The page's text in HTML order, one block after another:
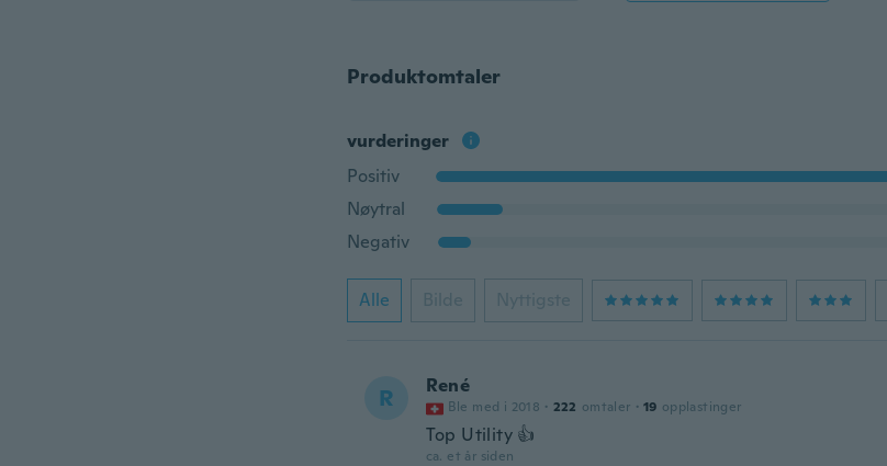
Produktomtaler
vurderinger
Positiv
Nøytral
Negativ
Alle Bilde Nyttigste
R René
Ble med i 2018 · 222 omtaler · 19 opplastinger
Top Utility 👍
ca. et år siden